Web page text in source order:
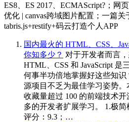
ES8、ES 2017、ECMAScript?；网
优化 | canvas跨域图片配置；一篇关
tabris.js+restify+码云打造个人APP
国内最火的 HTML、CSS、
你知多少？ 对于开发者而言
HTML、CSS 和 JavaScript 是
何事半功倍地掌握好这些知
源项目不乏为最佳学习姿势。
收藏量超过 100 的前端技术
多的开发者扩展学习。 1.极
评分：9.3；…